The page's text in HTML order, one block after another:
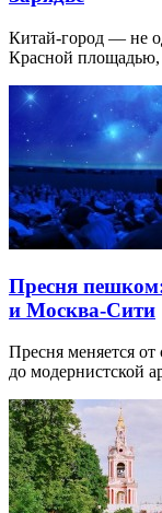
Китай-город — не
Красной
Пресня
и Москва-Сити
Пресня меняется
до модернистской